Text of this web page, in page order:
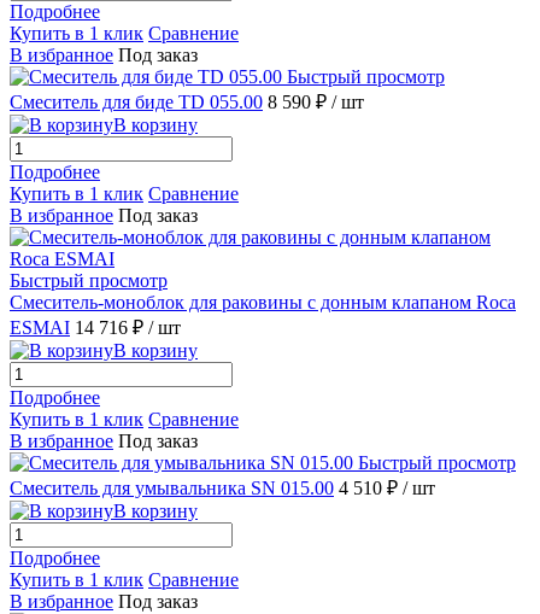
Подробнее
Купить в 1 клик Сравнение
В избранное Под заказ
Быстрый просмотр
Смеситель для биде TD 055.00 8 590 ₽ / шт
В корзину
Подробнее
Купить в 1 клик Сравнение
В избранное Под заказ
Быстрый просмотр
Смеситель-моноблок для раковины с донным клапаном Roca
ESMAI 14 716 ₽ / шт
В корзину
Подробнее
Купить в 1 клик Сравнение
В избранное Под заказ
Быстрый просмотр
Смеситель для умывальника SN 015.00 4 510 ₽ / шт
В корзину
Подробнее
Купить в 1 клик Сравнение
В избранное Под заказ